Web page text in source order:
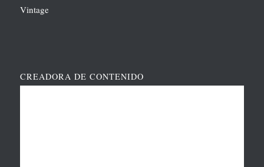
Vintage
CREADORA DE CONTENIDO